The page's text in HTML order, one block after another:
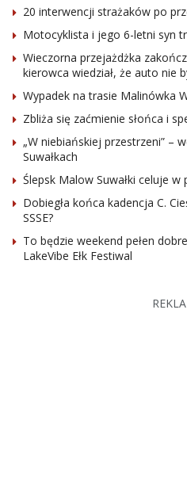
20 interwencji strażaków po
Motocyklista i jego 6-letni syn
Wieczorna przejażdżka
kierowca wiedział, że auto nie
Wypadek na trasie Malinówka
Zbliża się zaćmienie słońca i
„W niebiańskiej przestrzeni” –
Suwałkach
Ślepsk Malow Suwałki celuje w
Dobiegła końca kadencja C.
SSSE?
To będzie weekend pełen
LakeVibe Ełk Festiwal